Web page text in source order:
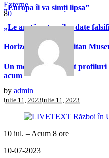
„Europa îi va simți lipsa”
„Le arată patronilor date
Horizons”. Metropolitan
Un model A.I. a creat profiluri
acum
Externe
80
by admin
iulie 11, 2023iulie 11, 2023
10 iul. – Acum 8 ore
10-07-2023